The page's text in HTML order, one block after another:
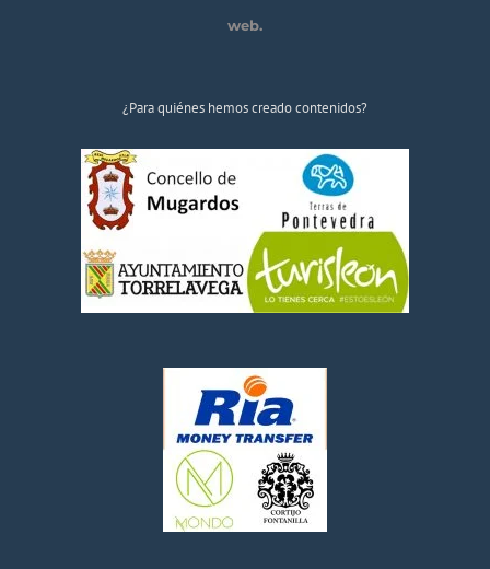
web.
¿Para quiénes hemos creado contenidos?